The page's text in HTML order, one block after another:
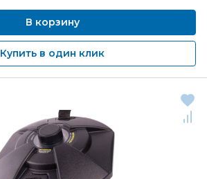
В корзину
Купить в один клик